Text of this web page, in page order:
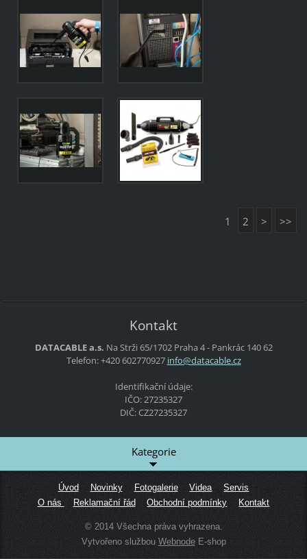
1 2 > >>
Kontakt
DATACABLE a.s. Na Strži 65/1702Praha 4 - Pankrác140 62
Telefon: +420 602770927 info@datacable.cz
Identifikační údaje:
IČO: 27235327
DIČ: CZ27235327
Kategorie
Úvod Novinky Fotogalerie Videa
Servis
O nás
Reklamační řád Obchodní podmínky Kontakt
© 2014 Všechna práva vyhrazena.
Vytvořeno službou WebnodeE-shop